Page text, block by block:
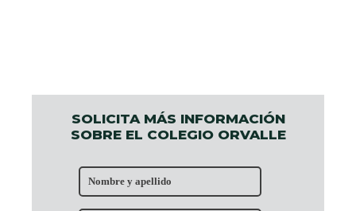
SOLICITA MÁS INFORMACIÓN
SOBRE EL COLEGIO ORVALLE